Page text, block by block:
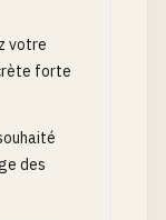
votre
forte
des